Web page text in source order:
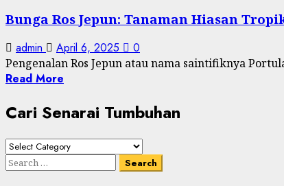
Bunga Ros Jepun: Tanaman Hiasan
admin April 6, 2025 0
Pengenalan Ros Jepun atau nama saintifiknya
Read More
Cari Senarai Tumbuhan
Cari
Senarai
Search